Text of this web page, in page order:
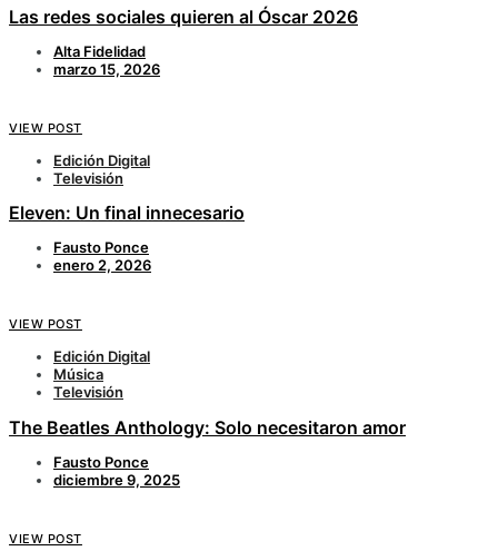
Las redes sociales quieren al Óscar 2026
Alta Fidelidad
marzo 15, 2026
VIEW POST
Edición Digital
Televisión
Eleven: Un final innecesario
Fausto Ponce
enero 2, 2026
VIEW POST
Edición Digital
Música
Televisión
The Beatles Anthology: Solo necesitaron amor
Fausto Ponce
diciembre 9, 2025
VIEW POST